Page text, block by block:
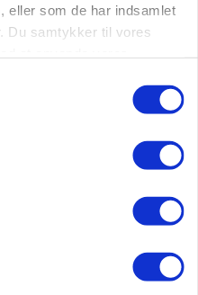
eller som de har indsamlet
Du samtykker til vores
noteringsstrid: Tysk